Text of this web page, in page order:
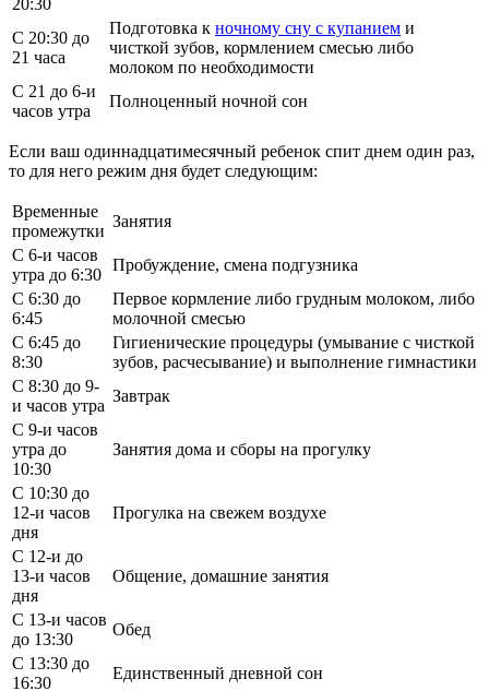
С 20:30 до
21 часа
Подготовка к ночному сну с купанием и
чисткой зубов, кормлением смесью либо
молоком по необходимости
С 21 до 6-и
часов утра
Полноценный ночной сон
Если ваш одиннадцатимесячный ребенок спит днем один раз,
то для него режим дня будет следующим:
Временные
промежутки
Занятия
С 6-и часов
утра до 6:30
Пробуждение, смена подгузника
С 6:30 до
6:45
Первое кормление либо грудным молоком, либо
молочной смесью
С 6:45 до
8:30
Гигиенические процедуры (умывание с чисткой
зубов, расчесывание) и выполнение гимнастики
С 8:30 до 9-
и часов утра
Завтрак
С 9-и часов
утра до
10:30
Занятия дома и сборы на прогулку
С 10:30 до
12-и часов
дня
Прогулка на свежем воздухе
С 12-и до
13-и часов
дня
Общение, домашние занятия
С 13-и часов
до 13:30
Обед
С 13:30 до
16:30
Единственный дневной сон